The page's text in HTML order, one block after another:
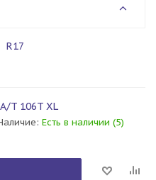
R17
T 106T XL
Есть в наличии (5)